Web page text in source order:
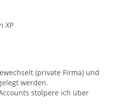
XP
(private Firma) und
werden.
stolpere ich über